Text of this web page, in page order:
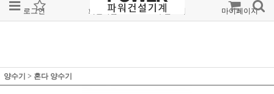
로그인 회원가입 주문조회 마이페이지
양수기 > 혼다 양수기